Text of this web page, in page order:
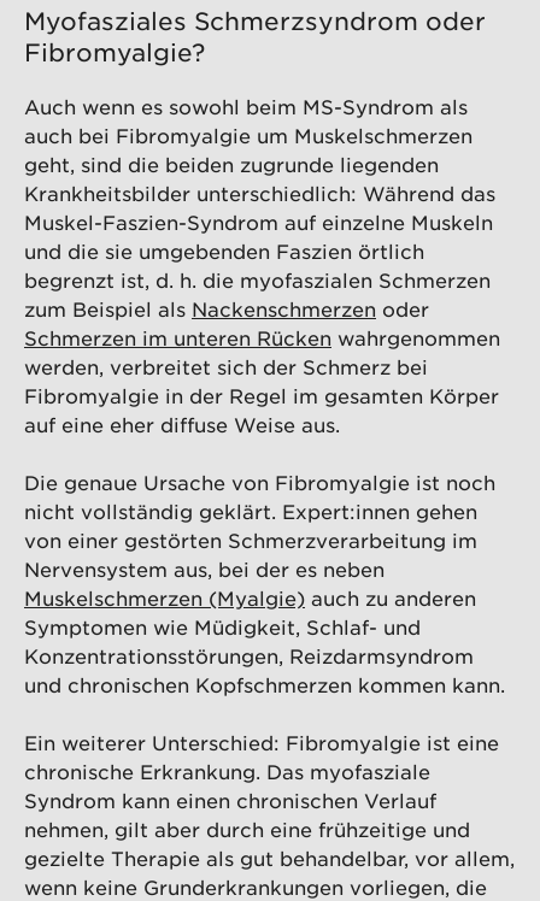
Myofasziales Schmerzsyndrom oder
Fibromyalgie?
Auch wenn es sowohl beim MS-Syndrom als
auch bei Fibromyalgie um Muskelschmerzen
geht, sind die beiden zugrunde liegenden
Krankheitsbilder unterschiedlich: Während das
Muskel-Faszien-Syndrom auf einzelne Muskeln
und die sie umgebenden Faszien örtlich
begrenzt ist, d. h. die myofaszialen Schmerzen
zum Beispiel als Nackenschmerzen oder
Schmerzen im unteren Rücken wahrgenommen
werden, verbreitet sich der Schmerz bei
Fibromyalgie in der Regel im gesamten Körper
auf eine eher diffuse Weise aus.
Die genaue Ursache von Fibromyalgie ist noch
nicht vollständig geklärt. Expert:innen gehen
von einer gestörten Schmerzverarbeitung im
Nervensystem aus, bei der es neben
Muskelschmerzen (Myalgie) auch zu anderen
Symptomen wie Müdigkeit, Schlaf- und
Konzentrationsstörungen, Reizdarmsyndrom
und chronischen Kopfschmerzen kommen kann.
Ein weiterer Unterschied: Fibromyalgie ist eine
chronische Erkrankung. Das myofasziale
Syndrom kann einen chronischen Verlauf
nehmen, gilt aber durch eine frühzeitige und
gezielte Therapie als gut behandelbar, vor allem,
wenn keine Grunderkrankungen vorliegen, die